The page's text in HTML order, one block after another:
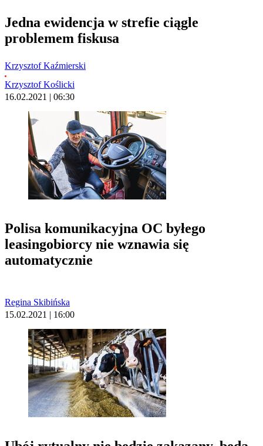
Jedna ewidencja w strefie ciągle
problemem fiskusa
Krzysztof Kaźmierski
Krzysztof Koślicki
16.02.2021 | 06:30
Polisa komunikacyjna OC byłego
leasingobiorcy nie wznawia się
automatycznie
Regina Skibińska
15.02.2021 | 16:00